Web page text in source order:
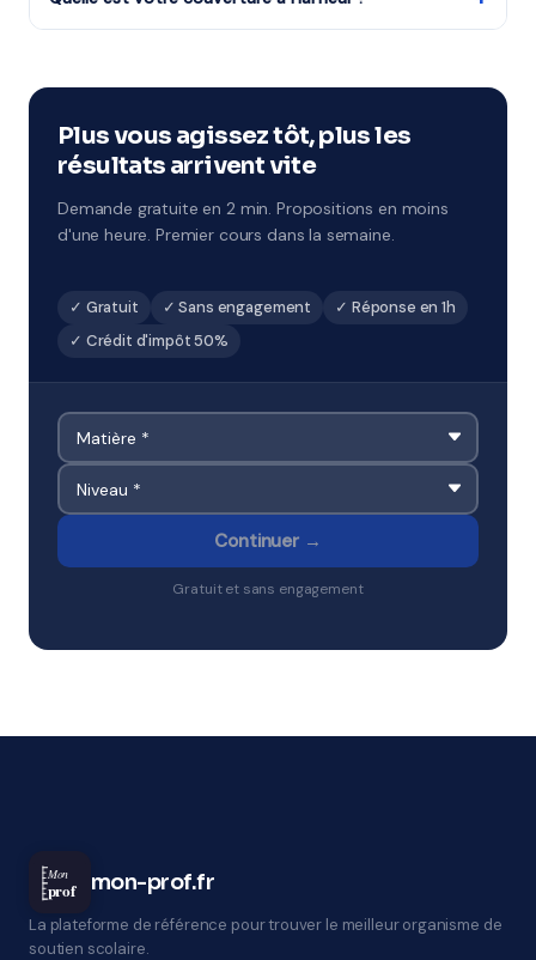
accompagnement en conséquence.
Plus vous agissez tôt, plus les
résultats arrivent vite
Demande gratuite en 2 min. Propositions en moins
d'une heure. Premier cours dans la semaine.
✓ Gratuit ✓ Sans engagement
✓ Réponse en 1h
✓ Crédit d'impôt 50%
Continuer →
Gratuit et sans engagement
Mon
prof mon-prof.fr
La plateforme de référence pour trouver le meilleur organisme de
soutien scolaire.